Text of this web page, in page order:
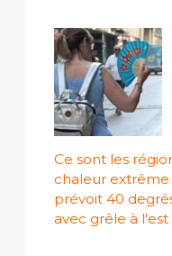
Ce sont les
chaleur extrême
prévoit 40
avec grêle à l'est